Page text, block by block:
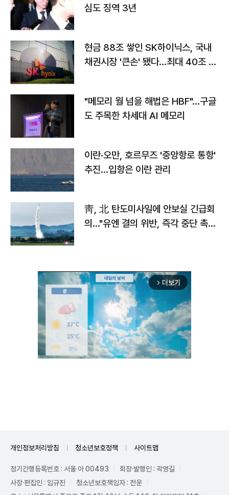
심도 징역 3년
현금 88조 쌓인 SK하이닉스, 국내
채권시장 '큰손' 됐다…최대 40조 투
"메모리 월 넘을 해법은 HBF"…구글
도 주목한 차세대 AI 메모리
이란·오만, 호르무즈 '중앙항로 통항'
추진…입항은 이란 관리
靑, 北 탄도미사일에 안보실 긴급회
의…"유엔 결의 위반, 즉각 중단 촉
arrow_forward_ios 더보기
개인정보처리방침 청소년보호정책 사이트맵
정기간행등록번호 : 서울 아 00493
회장·발행인 : 곽영길
사장·편집인 : 임규진
청소년보호책임자 : 전운